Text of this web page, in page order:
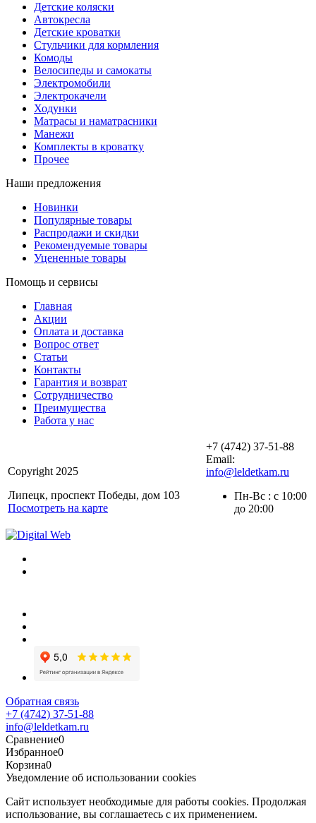
Детские коляски
Автокресла
Детские кроватки
Стульчики для кормления
Комоды
Велосипеды и самокаты
Электромобили
Электрокачели
Ходунки
Матрасы и наматрасники
Манежи
Комплекты в кроватку
Прочее
Наши предложения
Новинки
Популярные товары
Распродажи и скидки
Рекомендуемые товары
Уцененные товары
Помощь и сервисы
Главная
Акции
Оплата и доставка
Вопрос ответ
Статьи
Контакты
Гарантия и возврат
Сотрудничество
Преимущества
Работа у нас
Copyright 2025
Липецк, проспект Победы, дом 103
Посмотреть на карте
+7 (4742) 37-51-88
Email:
info@leldetkam.ru
Пн-Вс : с 10:00
до 20:00
Обратная связь
+7 (4742) 37-51-88
info@leldetkam.ru
Сравнение0
Избранное0
Корзина0
Уведомление об использовании cookies
Сайт использует необходимые для работы cookies. Продолжая
использование, вы соглашаетесь с их применением.